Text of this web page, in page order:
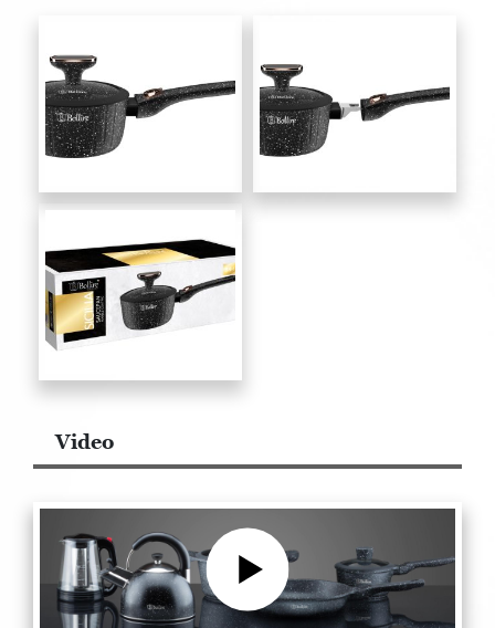
Video